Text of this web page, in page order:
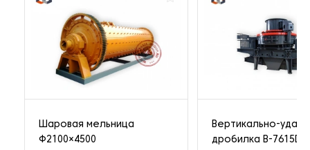
Шаровая мельница
Ф2100×4500
Вертикально-
дробилка B-7615DR